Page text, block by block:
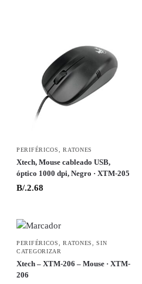
PERIFÉRICOS ,RATONES
Xtech, Mouse cableado USB,
óptico 1000 dpi, Negro · XTM-205
B/.2.68
PERIFÉRICOS ,RATONES ,SIN
CATEGORIZAR
Xtech – XTM-206 – Mouse · XTM-
206